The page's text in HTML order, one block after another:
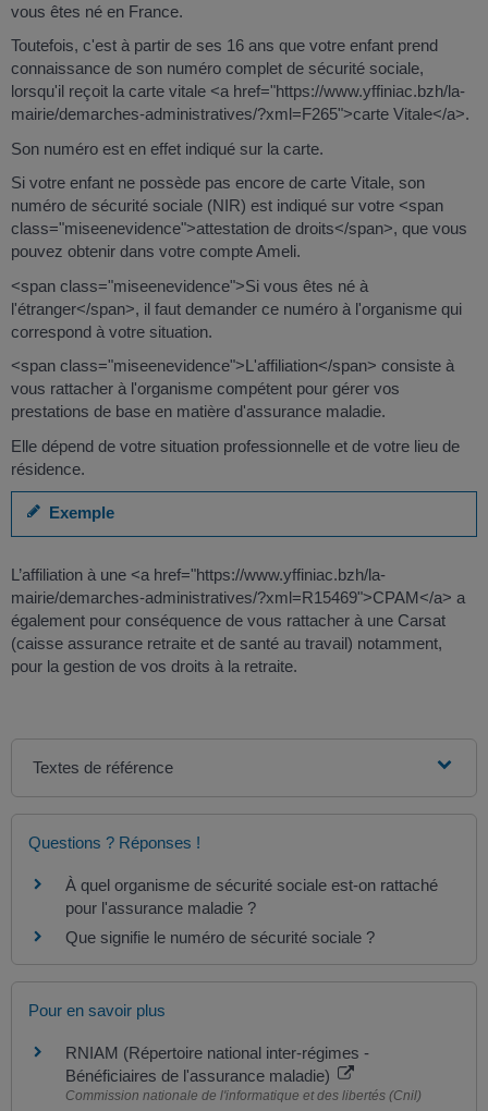
vous êtes né en France.
Toutefois, c'est à partir de ses 16 ans que votre enfant prend
connaissance de son numéro complet de sécurité sociale,
lorsqu'il reçoit la carte vitale <a href="https://www.yffiniac.bzh/la-
mairie/demarches-administratives/?xml=F265">carte Vitale</a>.
Son numéro est en effet indiqué sur la carte.
Si votre enfant ne possède pas encore de carte Vitale, son
numéro de sécurité sociale (NIR) est indiqué sur votre <span
class="miseenevidence">attestation de droits</span>, que vous
pouvez obtenir dans votre compte Ameli.
<span class="miseenevidence">Si vous êtes né à
l'étranger</span>, il faut demander ce numéro à l'organisme qui
correspond à votre situation.
<span class="miseenevidence">L'affiliation</span> consiste à
vous rattacher à l'organisme compétent pour gérer vos
prestations de base en matière d'assurance maladie.
Elle dépend de votre situation professionnelle et de votre lieu de
résidence.
Exemple
L’affiliation à une <a href="https://www.yffiniac.bzh/la-
mairie/demarches-administratives/?xml=R15469">CPAM</a> a
également pour conséquence de vous rattacher à une Carsat
(caisse assurance retraite et de santé au travail) notamment,
pour la gestion de vos droits à la retraite.
Textes de référence
Questions ? Réponses !
À quel organisme de sécurité sociale est-on rattaché
pour l'assurance maladie ?
Que signifie le numéro de sécurité sociale ?
Pour en savoir plus
RNIAM (Répertoire national inter-régimes -
Bénéficiaires de l'assurance maladie)
Commission nationale de l'informatique et des libertés (Cnil)